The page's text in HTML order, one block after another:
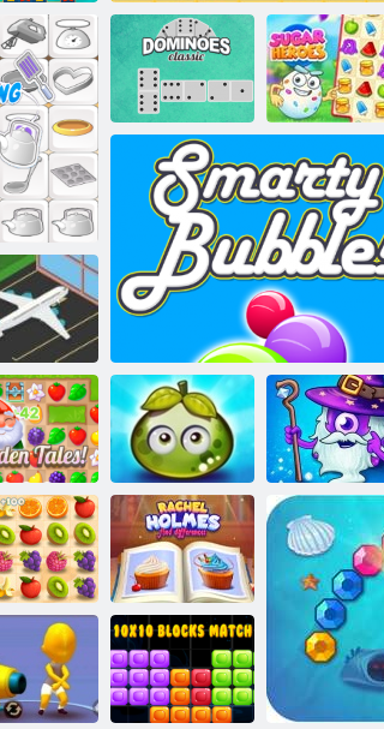
גנו'גאמ סאמ-סירק
2 ץילב הווקא
יסאלק ונימוד רכוס ירוביג
סלבאב ילטראמס
Rush הפועתה
ןג ירופיס
פירות יער
עסיסיים
הרפתקאות
3 קחשמה ירוביג
יסו שד
םילדבה אצמ
:סמלוה ל'צייר